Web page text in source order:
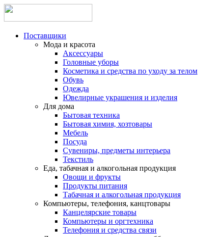
Поставщики
Мода и красота
Аксессуары
Головные уборы
Косметика и средства по уходу за телом
Обувь
Одежда
Ювелирные украшения и изделия
Для дома
Бытовая техника
Бытовая химия, хозтовары
Мебель
Посуда
Сувениры, предметы интерьера
Текстиль
Еда, табачная и алкогольная продукция
Овощи и фрукты
Продукты питания
Табачная и алкогольная продукция
Компьютеры, телефония, канцтовары
Канцелярские товары
Компьютеры и оргтехника
Телефония и средства связи